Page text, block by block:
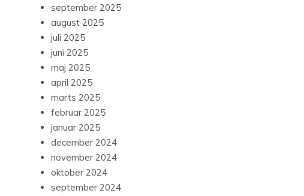
september 2025
august 2025
juli 2025
juni 2025
maj 2025
april 2025
marts 2025
februar 2025
januar 2025
december 2024
november 2024
oktober 2024
september 2024